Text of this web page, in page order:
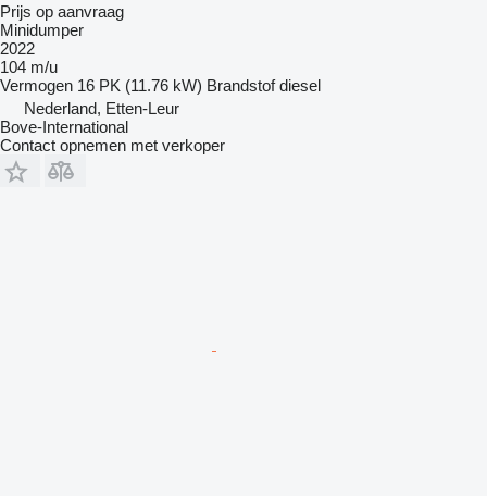
Prijs op aanvraag
Minidumper
2022
104 m/u
Vermogen 16 PK (11.76 kW) Brandstof diesel
Nederland, Etten-Leur
Bove-International
Contact opnemen met verkoper